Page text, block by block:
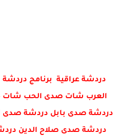
دردشة عراقية برنامج
العرب شات صدى الحب شات
دردشة صدى بابل دردشة صدى
دردشة صدى صلاح الدين